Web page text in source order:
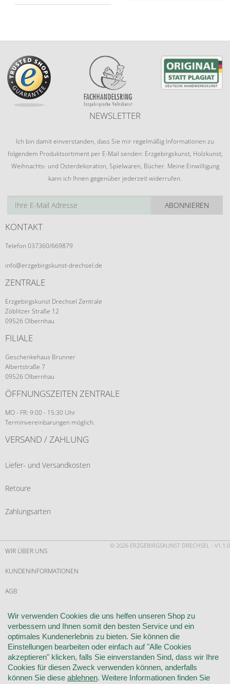
NEWSLETTER
Ich bin damit einverstanden, dass Sie mir regelmäßig Informationen zu
folgendem Produktsortiment per E-Mail senden: Erzgebirgskunst, Holzkunst,
Weihnachts- und Osterdekoration, Spielwaren, Bücher. Meine Einwilligung
kann ich Ihnen gegenüber jederzeit widerrufen.
ABONNIEREN
KONTAKT
Telefon 037360/669879
info@erzgebirgskunst-drechsel.de
ZENTRALE
Erzgebirgskunst Drechsel Zentrale
Zöblitzer Straße 12
09526 Olbernhau
FILIALE
Geschenkehaus Brunner
Albertstraße 7
09526 Olbernhau
ÖFFNUNGSZEITEN ZENTRALE
MO - FR: 9:00 - 15:30 Uhr
Terminvereinbarungen möglich.
VERSAND / ZAHLUNG
Liefer- und Versandkosten
Retoure
Zahlungsarten
© 2026 ERZGEBIRGSKUNST DRECHSEL - V1.1.0
WIR ÜBER UNS
KUNDENINFORMATIONEN
AGB
WIDERRUF
VERTRAG WIDERRUFEN
KONTAKT
DATENSCHUTZ
Wir verwenden Cookies die uns helfen unseren Shop zu
verbessern und Ihnen somit den besten Service und ein
optimales Kundenerlebnis zu bieten. Sie können die
Einstellungen bearbeiten oder einfach auf "Alle Cookies
akzeptieren" klicken, falls Sie einverstanden Sind, dass wir Ihre
Cookies für diesen Zweck verwenden können, anderfalls
können Sie diese ablehnen. Weitere Informationen finden Sie